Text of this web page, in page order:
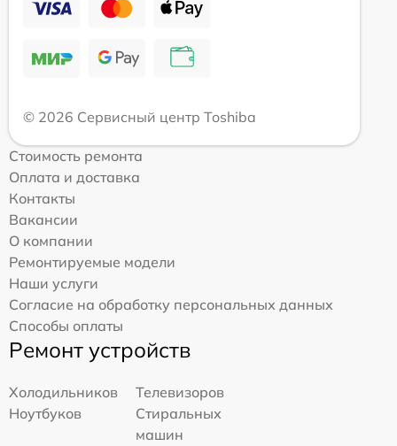
© 2026 Сервисный центр Toshiba
Стоимость ремонта
Оплата и доставка
Контакты
Вакансии
О компании
Ремонтируемые модели
Наши услуги
Согласие на обработку персональных данных
Способы оплаты
Ремонт устройств
Холодильников
Телевизоров
Ноутбуков
Стиральных
машин